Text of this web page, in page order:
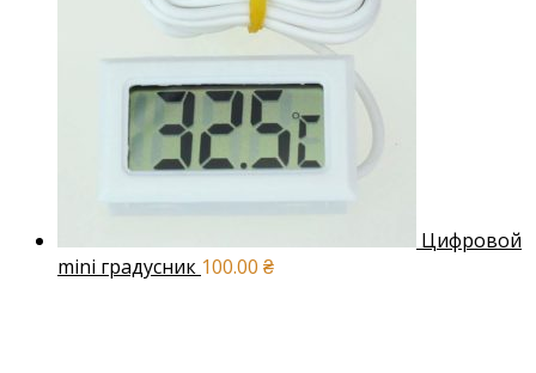
Цифровой
mini градусник 100.00 ₴